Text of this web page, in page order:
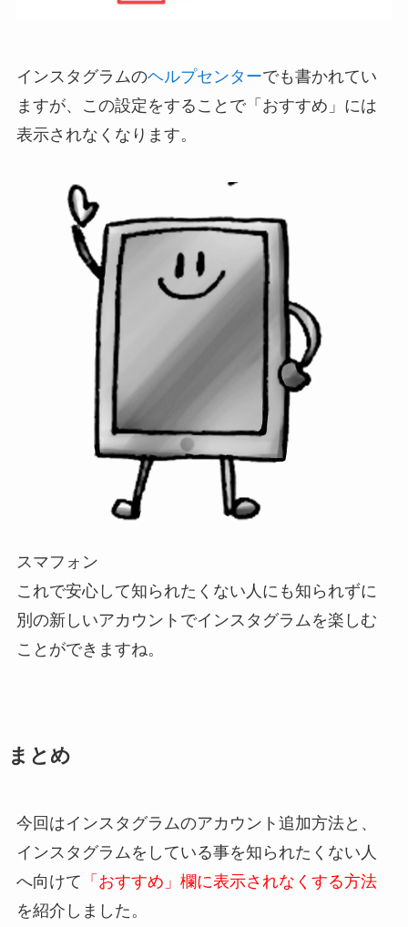
インスタグラムのヘルプセンターでも書かれてい
ますが、この設定をすることで「おすすめ」には
表示されなくなります。
スマフォン
これで安心して知られたくない人にも知られずに
別の新しいアカウントでインスタグラムを楽しむ
ことができますね。
まとめ
今回はインスタグラムのアカウント追加方法と、
インスタグラムをしている事を知られたくない人
へ向けて 「おすすめ」欄に表示されなくする方法
を紹介しました。